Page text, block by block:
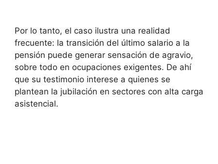
Por lo tanto, el caso ilustra una realidad
frecuente: la transición del último salario a la
pensión puede generar sensación de agravio,
sobre todo en ocupaciones exigentes. De ahí
que su testimonio interese a quienes se
plantean la jubilación en sectores con alta carga
asistencial.